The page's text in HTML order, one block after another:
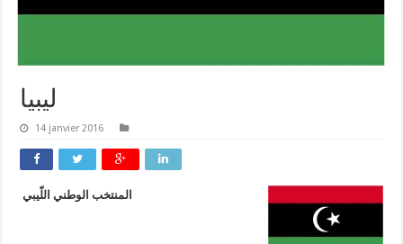
ليبيا
14 janvier 2016
المنتخب الوطني اللّيبي